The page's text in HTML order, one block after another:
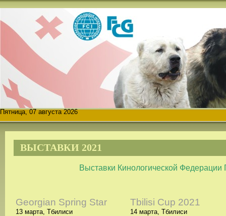
Пятница, 07 августа 2026
ВЫСТАВКИ 2021
Выставки Кинологической Федерации
Georgian Spring Star
13 марта, Тбилиси
Tbilisi Cup 2021
14 марта, Тбилиси